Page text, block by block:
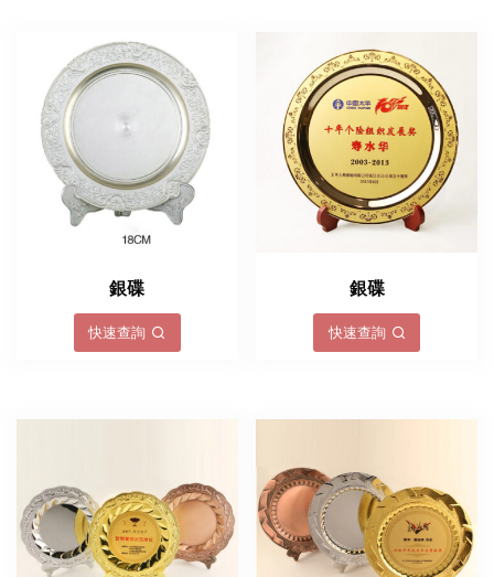
銀碟
快速查詢
銀碟
快速查詢